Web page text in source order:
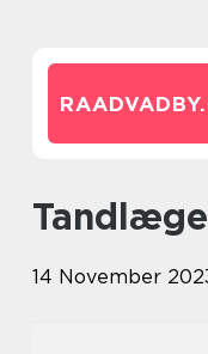
RAADVADBY.
tandlæge
14 November